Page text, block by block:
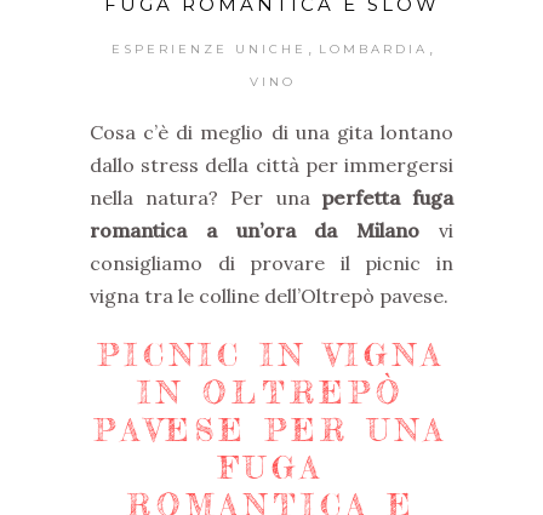
ESPERIENZE UNICHE LOMBARDIA
VINO
Cosa c’è di meglio di una gita lontano
dallo stress della città per immergersi
nella natura? Per una perfetta fuga
romantica a un’ora da Milano vi
consigliamo di provare il picnic in
vigna tra le colline dell’Oltrepò pavese.
PICNIC IN VIGNA
IN OLTREPÒ
PAVESE PER UNA
FUGA
ROMANTICA E